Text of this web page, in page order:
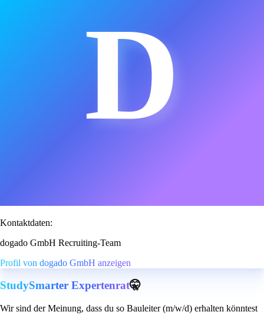
D
Kontaktdaten:
dogado GmbH Recruiting-Team
Profil von dogado GmbH anzeigen
StudySmarter Expertenrat🤫
Wir sind der Meinung, dass du so Bauleiter (m/w/d) erhalten könntest